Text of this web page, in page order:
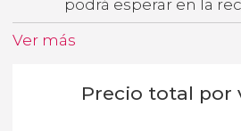
podrá esperar en la
Ver más
Precio total por